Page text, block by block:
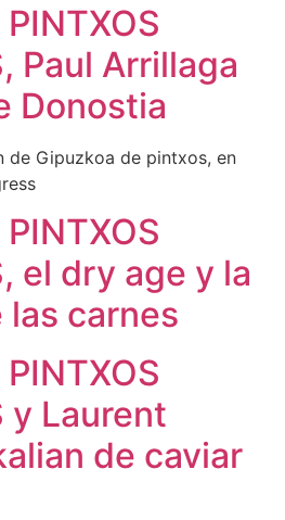
Paul Arrillaga
Donostia
de Gipuzkoa de pintxos, en
el dry age y la
carnes
y Laurent
de caviar